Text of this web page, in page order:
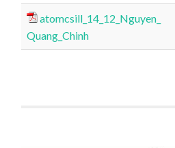
atomcsill_14_12_Nguyen_
Quang_Chinh